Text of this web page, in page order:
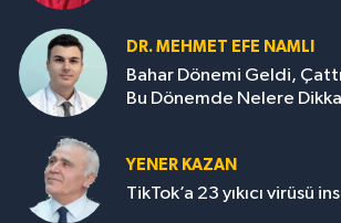
DR. MEHMET EFE NAMLI
Bahar Dönemi Geldi,
Bu Dönemde Nelere
YENER KAZAN
TikTok’a 23 yıkıcı virüsü